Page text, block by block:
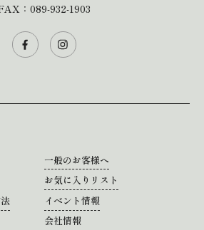
：089-932-1903
一般のお客様へ
お気に入りリスト
イベント情報
会社情報